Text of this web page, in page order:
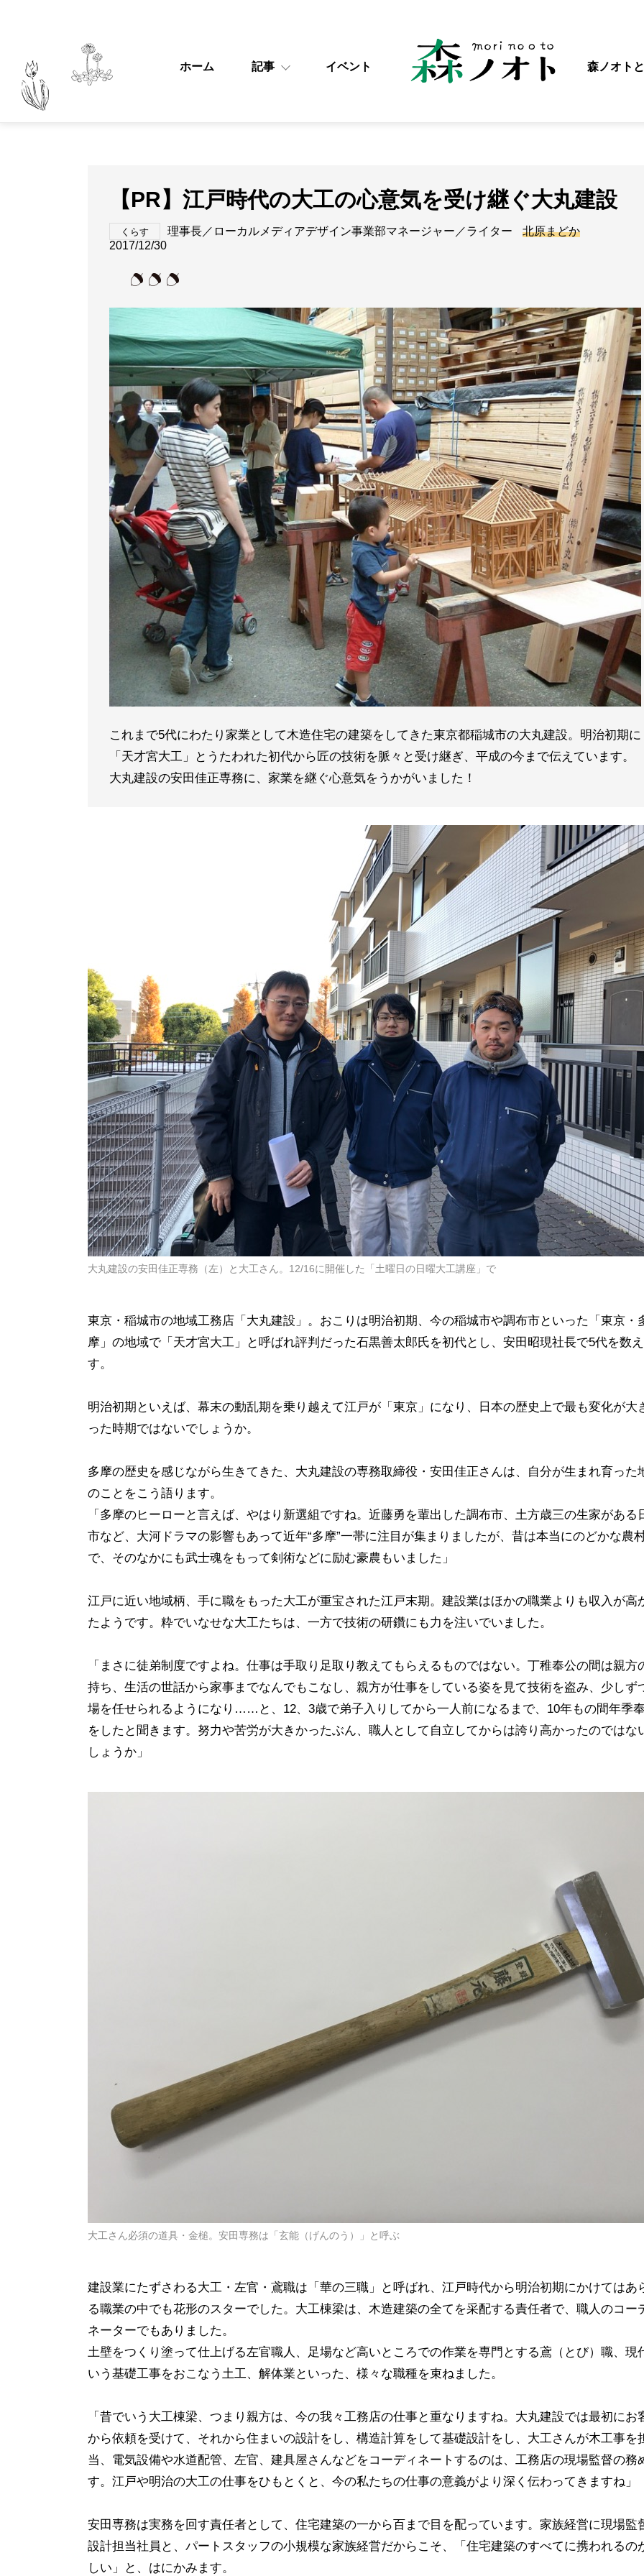
ホーム 記事 イベント 森ノオト
【PR】江戸時代の大工の心意気を受け継ぐ大丸建設
くらす 理事長／ローカルメディアデザイン事業部マネージャー／ライター
北原まどか
2017/12/30
これまで5代にわたり家業として木造住宅の建築をしてきた東京都稲城市の大丸建設。明治初期に
「天才宮大工」とうたわれた初代から匠の技術を脈々と受け継ぎ、平成の今まで伝えています。
大丸建設の安田佳正専務に、家業を継ぐ心意気をうかがいました！
大丸建設の安田佳正専務（左）と大工さん。12/16に開催した「土曜日の日曜大工講座」で
東京・稲城市の地域工務店「大丸建設」。おこりは明治初期、今の稲城市や調布市といった「東京・
摩」の地域で「天才宮大工」と呼ばれ評判だった石黒善太郎氏を初代とし、安田昭現社長で5代を数
す。
明治初期といえば、幕末の動乱期を乗り越えて江戸が「東京」になり、日本の歴史上で最も変化が大
った時期ではないでしょうか。
多摩の歴史を感じながら生きてきた、大丸建設の専務取締役・安田佳正さんは、自分が生まれ育った
のことをこう語ります。
「多摩のヒーローと言えば、やはり新選組ですね。近藤勇を輩出した調布市、土方歳三の生家がある
市など、大河ドラマの影響もあって近年“多摩”一帯に注目が集まりましたが、昔は本当にのどかな農
で、そのなかにも武士魂をもって剣術などに励む豪農もいました」
江戸に近い地域柄、手に職をもった大工が重宝された江戸末期。建設業はほかの職業よりも収入が高
たようです。粋でいなせな大工たちは、一方で技術の研鑽にも力を注いでいました。
「まさに徒弟制度ですよね。仕事は手取り足取り教えてもらえるものではない。丁稚奉公の間は親方
持ち、生活の世話から家事までなんでもこなし、親方が仕事をしている姿を見て技術を盗み、少しず
場を任せられるようになり……と、12、3歳で弟子入りしてから一人前になるまで、10年もの間年季
をしたと聞きます。努力や苦労が大きかったぶん、職人として自立してからは誇り高かったのではな
しょうか」
大工さん必須の道具・金槌。安田専務は「玄能（げんのう）」と呼ぶ
建設業にたずさわる大工・左官・鳶職は「華の三職」と呼ばれ、江戸時代から明治初期にかけてはあ
る職業の中でも花形のスターでした。大工棟梁は、木造建築の全てを采配する責任者で、職人のコー
ネーターでもありました。
土壁をつくり塗って仕上げる左官職人、足場など高いところでの作業を専門とする鳶（とび）職、現
いう基礎工事をおこなう土工、解体業といった、様々な職種を束ねました。
「昔でいう大工棟梁、つまり親方は、今の我々工務店の仕事と重なりますね。大丸建設では最初にお
から依頼を受けて、それから住まいの設計をし、構造計算をして基礎設計をし、大工さんが木工事を
当、電気設備や水道配管、左官、建具屋さんなどをコーディネートするのは、工務店の現場監督の務
す。江戸や明治の大工の仕事をひもとくと、今の私たちの仕事の意義がより深く伝わってきますね」
安田専務は実務を回す責任者として、住宅建築の一から百まで目を配っています。家族経営に現場監
設計担当社員と、パートスタッフの小規模な家族経営だからこそ、「住宅建築のすべてに携われるの
しい」と、はにかみます。